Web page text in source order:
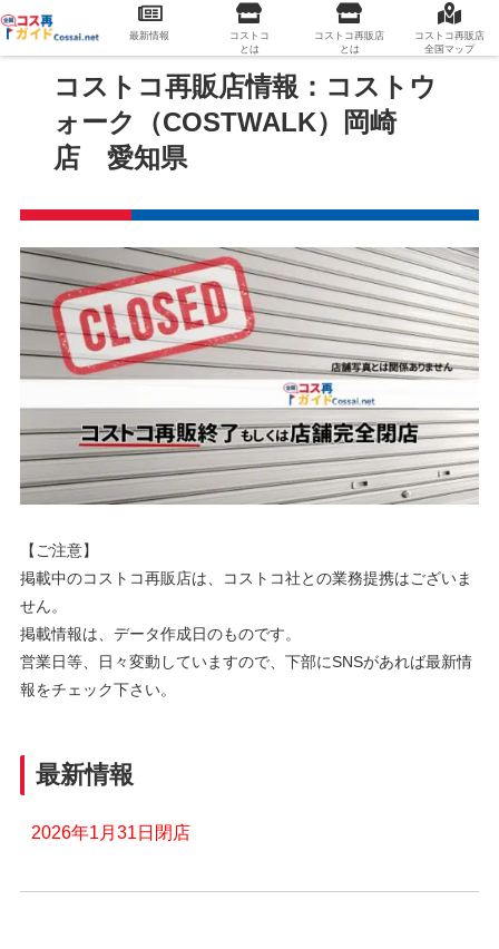
コストコ再販店情報：コストウ
ォーク（COSTWALK）岡崎
店 愛知県
【ご注意】
掲載中のコストコ再販店は、コストコ社との業務提携はございま
せん。
掲載情報は、データ作成日のものです。
営業日等、日々変動していますので、下部にSNSがあれば最新情
報をチェック下さい。
最新情報
2026年1月31日閉店
最新情報
コストコ
とは
コストコ再販店
とは
コストコ再販店
全国マップ